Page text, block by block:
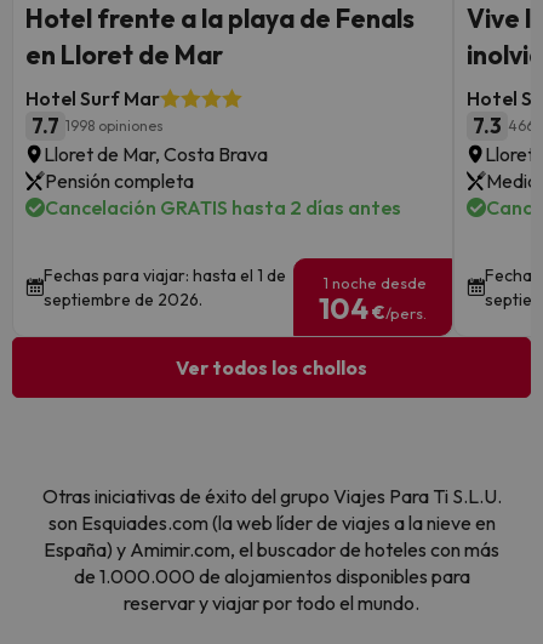
Hotel frente a la playa de Fenals
en Lloret de Mar
Hotel Surf Mar
7.7 1998 opiniones
Lloret de Mar, Costa Brava
Pensión completa
Cancelación GRATIS hasta 2 días antes
Fechas para viajar: hasta el 1 de
septiembre de 2026.
1 noche desde
104€/pers.
Vive
Hotel
7.3
Lloret
Media
Ver todos los chollos
Otras iniciativas de éxito del grupo Viajes Para Ti S.L.U.
son Esquiades.com (la web líder de viajes a la nieve en
España) y Amimir.com, el buscador de hoteles con más
de 1.000.000 de alojamientos disponibles para
reservar y viajar por todo el mundo.